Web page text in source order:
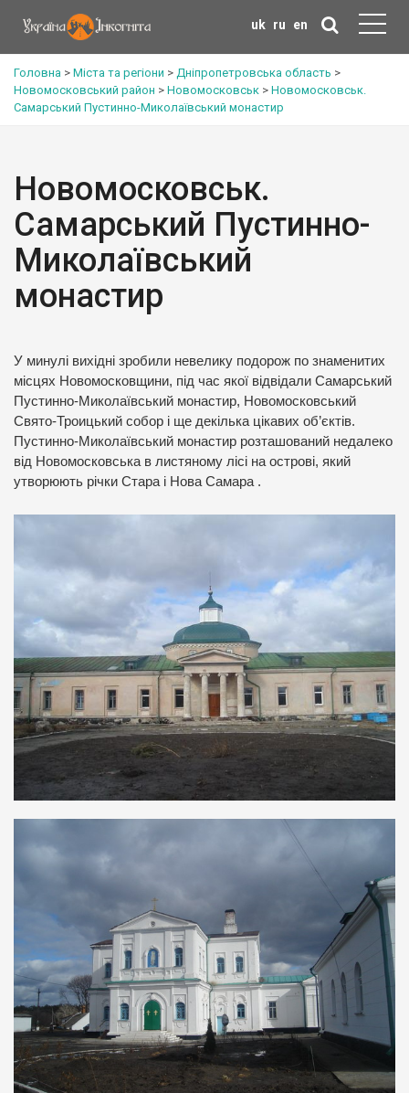
uk ru en
Головна > Міста та регіони > Дніпропетровська область >
Новомосковський район > Новомосковськ > Новомосковськ.
Самарський Пустинно-Миколаївський монастир
Новомосковськ.
Самарський Пустинно-
Миколаївський
монастир
У минулі вихідні зробили невелику подорож по знаменитих
місцях Новомосковщини, під час якої відвідали Самарський
Пустинно-Миколаївський монастир, Новомосковський
Свято-Троицький собор і ще декілька цікавих об’єктів.
Пустинно-Миколаївський монастир розташований недалеко
від Новомосковська в листяному лісі на острові, який
утворюють річки Стара і Нова Самара .